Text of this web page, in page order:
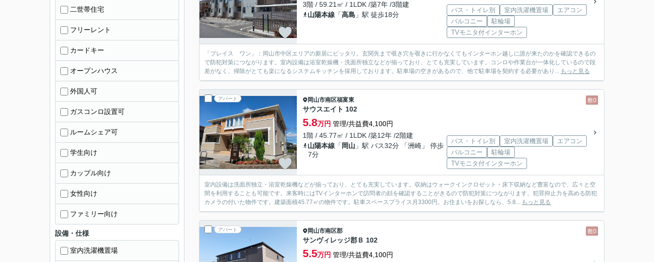
3階 / 59.21㎡ / 1LDK /築7年 /3階建
山陽本線 「高島 」駅 徒歩18分
バス・トイレ別 室内洗濯機置場
エアコン
バルコニー
駐輪場
TVモニタ付インターホン
「プレイス ワン」：岡山市中区エリアの新居にピッタリ。玄関先まで覗き穴を覗きに行かなくてもインターホン越しに誰が来たのかを確認できるの
で防犯対策につながります。室内設備は浴室乾燥機・洗面所独立などが揃っており、とても充実しています。コンロや作業台が一体化しているので段
差がなく、掃除がとても楽になるシステムキッチンを採用しております。駐車場の空きがあるので、他で駐車場を契約する必要があり... もっと見る
アパート 敷0
岡山市南区福富東
サウスエイト 102
5.8万円 管理/共益費4,100円
1階 / 45.77㎡ / 1LDK /築12年 /2階建
山陽本線 「 岡山 」駅 バス32分 「洲崎」 停歩
7分
バス・トイレ別 室内洗濯機置場
エアコン
バルコニー
駐輪場
TVモニタ付インターホン
室内設備は洗面所独立・浴室乾燥機などが揃っており、とても充実しています。収納はウォークインクロゼット・床下収納など豊富なので、広々と空
間を利用することも可能です。来客時にはTVインターホンで訪問者の顔を確認することがきるので防犯対策につながります。犯罪抑止力を高める防犯
カメラの付いた物件です。建築面積45.77㎡の物件です。駐車スペースプライス月3300円。お住まいをお探しなら、5.8... もっと見る
アパート 敷0
岡山市南区郡
サンヴィレッジ郡Ｂ 102
5.5万円 管理/共益費4,100円
二世帯住宅
フリーレント
カードキー
オープンハウス
外国人可
ガスコンロ設置可
ルームシェア可
学生向け
カップル向け
女性向け
ファミリー向け
設備・仕様
室内洗濯機置場